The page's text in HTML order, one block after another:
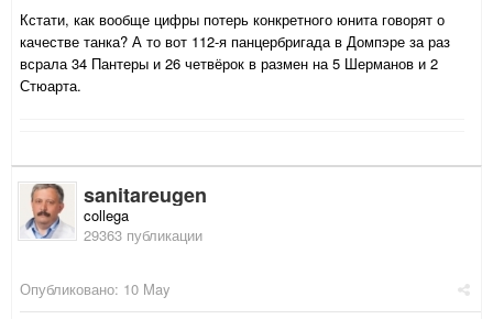
Кстати, как вообще цифры потерь конкретного юнита говорят о
качестве танка? А то вот 112-я панцербригада в Домпэре за раз
всрала 34 Пантеры и 26 четвёрок в размен на 5 Шерманов и 2
Стюарта.
sanitareugen
collega
29363 публикации
Опубликовано: 10 May